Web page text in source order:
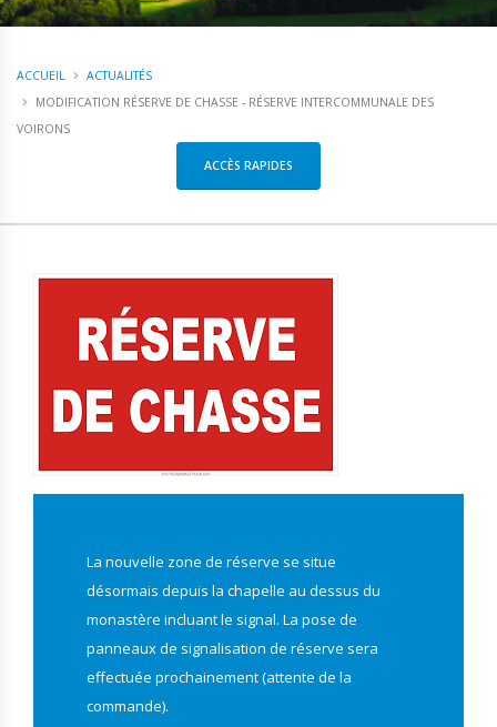
ACCUEIL
ACTUALITÉS
MODIFICATION RÉSERVE DE CHASSE - RÉSERVE INTERCOMMUNALE DES
VOIRONS
ACCÈS RAPIDES
La nouvelle zone de réserve se situe
désormais depuis la chapelle au dessus du
monastère incluant le signal. La pose de
panneaux de signalisation de réserve sera
effectuée prochainement (attente de la
commande).